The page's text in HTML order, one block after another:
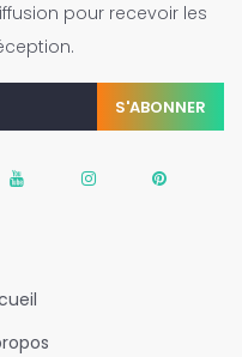
pour recevoir les
S'ABONNER